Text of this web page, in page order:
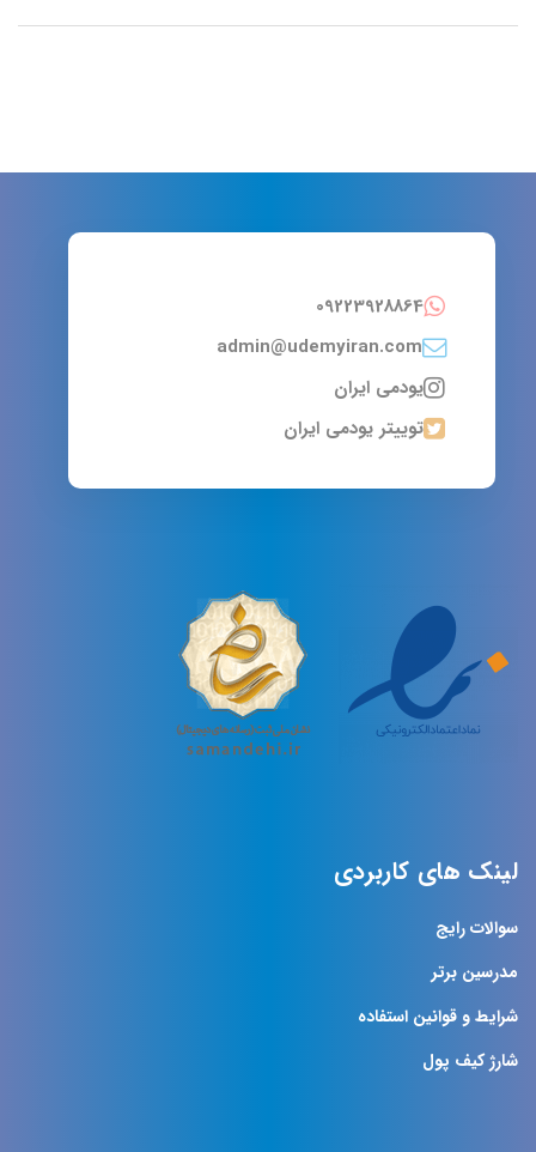
09223928864
admin@udemyiran.com
یودمی ایران
توییتر یودمی ایران
لینک های کاربردی
سوالات رایج
مدرسین برتر
شرایط و قوانین استفاده
شارژ کیف پول